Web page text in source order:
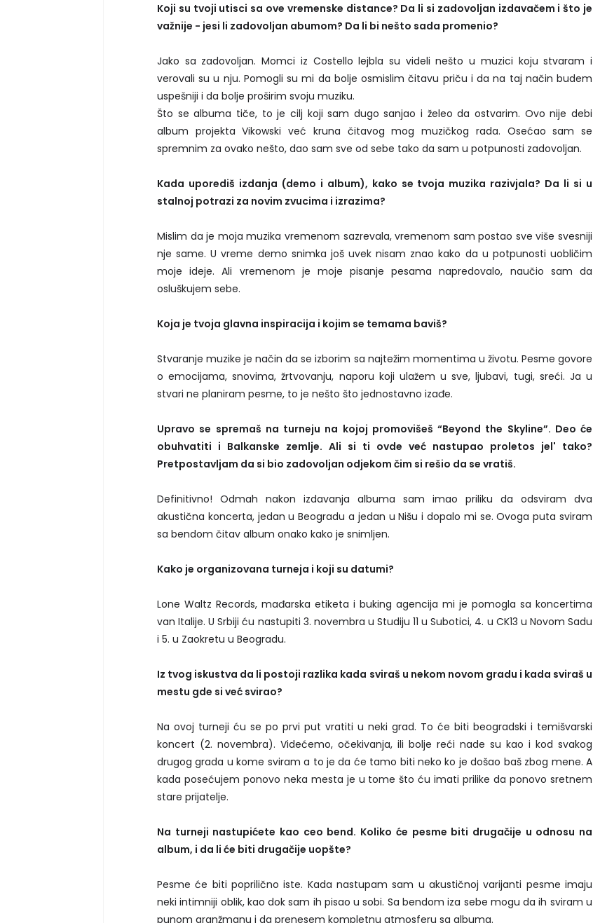
Koji su tvoji utisci sa ove vremenske distance? Da li si zadovoljan izdavačem i što je
važnije - jesi li zadovoljan abumom? Da li bi nešto sada promenio?
Jako sa zadovoljan. Momci iz Costello lejbla su videli nešto u muzici koju stvaram i
verovali su u nju. Pomogli su mi da bolje osmislim čitavu priču i da na taj način budem
uspešniji i da bolje proširim svoju muziku.
Što se albuma tiče, to je cilj koji sam dugo sanjao i želeo da ostvarim. Ovo nije debi
album projekta Vikowski već kruna čitavog mog muzičkog rada. Osećao sam se
spremnim za ovako nešto, dao sam sve od sebe tako da sam u potpunosti zadovoljan.
Kada uporediš izdanja (demo i album), kako se tvoja muzika razivjala? Da li si u
stalnoj potrazi za novim zvucima i izrazima?
Mislim da je moja muzika vremenom sazrevala, vremenom sam postao sve više svesniji
nje same. U vreme demo snimka još uvek nisam znao kako da u potpunosti uobličim
moje ideje. Ali vremenom je moje pisanje pesama napredovalo, naučio sam da
osluškujem sebe.
Koja je tvoja glavna inspiracija i kojim se temama baviš?
Stvaranje muzike je način da se izborim sa najtežim momentima u životu. Pesme govore
o emocijama, snovima, žrtvovanju, naporu koji ulažem u sve, ljubavi, tugi, sreći. Ja u
stvari ne planiram pesme, to je nešto što jednostavno izađe.
Upravo se spremaš na turneju na kojoj promovišeš “Beyond the Skyline”. Deo će
obuhvatiti i Balkanske zemlje. Ali si ti ovde već nastupao proletos jel' tako?
Pretpostavljam da si bio zadovoljan odjekom čim si rešio da se vratiš.
Definitivno! Odmah nakon izdavanja albuma sam imao priliku da odsviram dva
akustična koncerta, jedan u Beogradu a jedan u Nišu i dopalo mi se. Ovoga puta sviram
sa bendom čitav album onako kako je snimljen.
Kako je organizovana turneja i koji su datumi?
Lone Waltz Records, mađarska etiketa i buking agencija mi je pomogla sa koncertima
van Italije. U Srbiji ću nastupiti 3. novembra u Studiju 11 u Subotici, 4. u CK13 u Novom Sadu
i 5. u Zaokretu u Beogradu.
Iz tvog iskustva da li postoji razlika kada sviraš u nekom novom gradu i kada sviraš u
mestu gde si već svirao?
Na ovoj turneji ću se po prvi put vratiti u neki grad. To će biti beogradski i temišvarski
koncert (2. novembra). Videćemo, očekivanja, ili bolje reći nade su kao i kod svakog
drugog grada u kome sviram a to je da će tamo biti neko ko je došao baš zbog mene. A
kada posećujem ponovo neka mesta je u tome što ću imati prilike da ponovo sretnem
stare prijatelje.
Na turneji nastupićete kao ceo bend. Koliko će pesme biti drugačije u odnosu na
album, i da li će biti drugačije uopšte?
Pesme će biti poprilično iste. Kada nastupam sam u akustičnoj varijanti pesme imaju
neki intimniji oblik, kao dok sam ih pisao u sobi. Sa bendom iza sebe mogu da ih sviram u
punom aranžmanu i da prenesem kompletnu atmosferu sa albuma.